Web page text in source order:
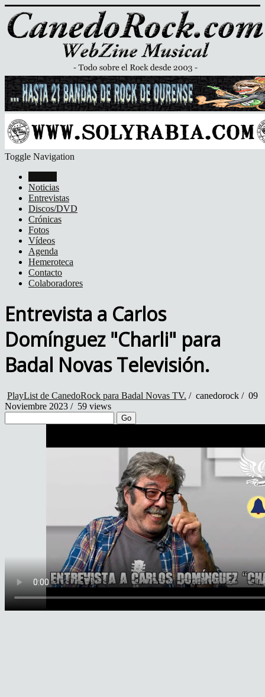
Toggle Navigation
Noticias
Entrevistas
Discos/DVD
Crónicas
Fotos
Vídeos
Agenda
Hemeroteca
Contacto
Colaboradores
Entrevista a Carlos
Domínguez "Charli" para
Badal Novas Televisión.
PlayList de CanedoRock para Badal Novas TV. / canedorock / 09
Noviembre 2023 / 59 views
Go